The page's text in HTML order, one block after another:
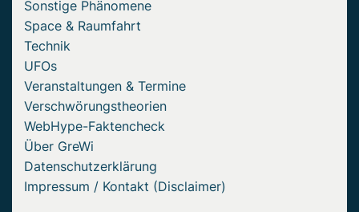
Sonstige Phänomene
Space & Raumfahrt
Technik
UFOs
Veranstaltungen & Termine
Verschwörungstheorien
WebHype-Faktencheck
Über GreWi
Datenschutzerklärung
Impressum / Kontakt (Disclaimer)